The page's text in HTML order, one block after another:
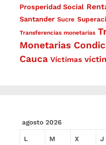
Prosperidad Social
Santander Sucre
Transferencias monetarias
Monetarias
Cauca Víctimas
agosto 2026
L M X J